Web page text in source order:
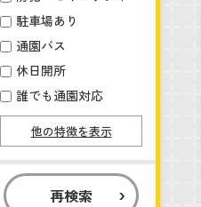
駐車場あり
通園バス
休日開所
誰でも通園対応
他の特徴を表示
再検索